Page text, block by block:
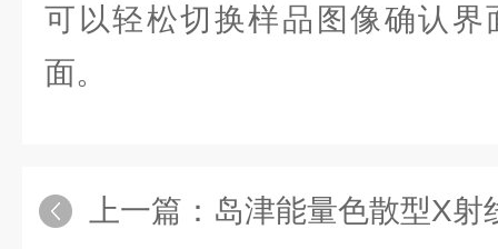
可以轻松切换样品图像确认界
面。
上一篇： 岛津能量色散型X射线